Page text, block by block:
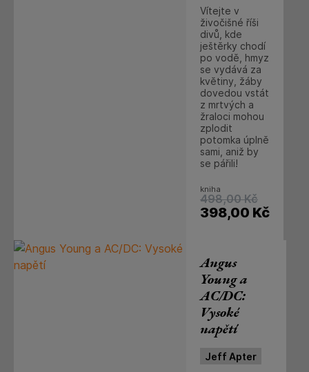
Vítejte v
živočišné říši
divů, kde
ještěrky chodí
po vodě, hmyz
se vydává za
květiny, žáby
dovedou vstát
z mrtvých a
žraloci mohou
zplodit
potomka úplně
sami, aniž by
se pářili!
kniha
498,00 Kč
398,00 Kč
Angus
Young a
AC/DC:
Vysoké
napětí
Jeff Apter